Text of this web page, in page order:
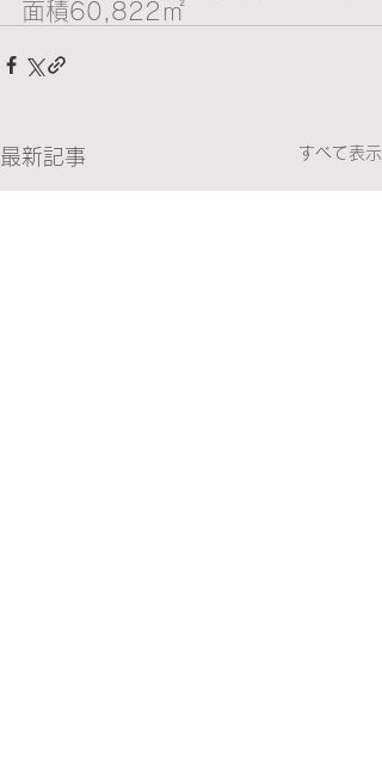
面積60,822㎡
最新記事 すべて表示